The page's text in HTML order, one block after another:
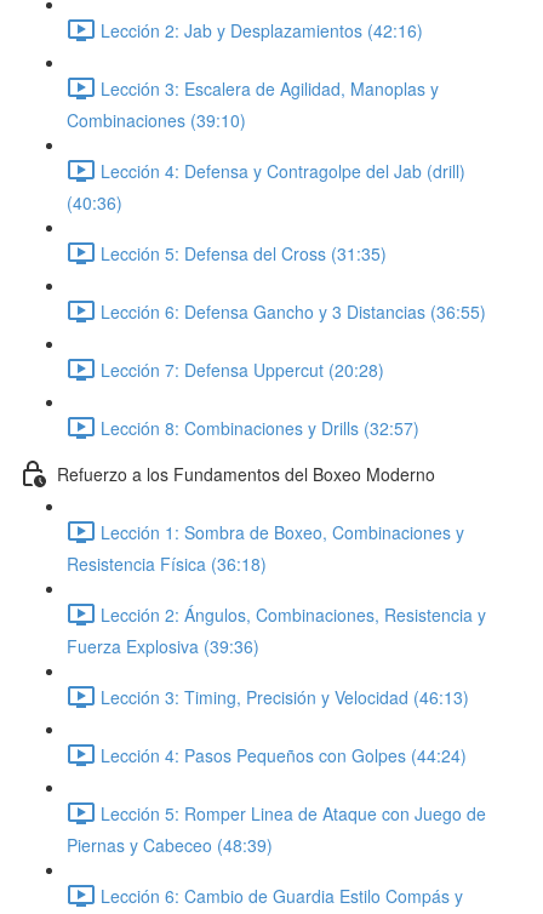
Lección 2: Jab y Desplazamientos (42:16)
Lección 3: Escalera de Agilidad, Manoplas y
Combinaciones (39:10)
Lección 4: Defensa y Contragolpe del Jab (drill)
(40:36)
Lección 5: Defensa del Cross (31:35)
Lección 6: Defensa Gancho y 3 Distancias (36:55)
Lección 7: Defensa Uppercut (20:28)
Lección 8: Combinaciones y Drills (32:57)
Refuerzo a los Fundamentos del Boxeo Moderno
Lección 1: Sombra de Boxeo, Combinaciones y
Resistencia Física (36:18)
Lección 2: Ángulos, Combinaciones, Resistencia y
Fuerza Explosiva (39:36)
Lección 3: Timing, Precisión y Velocidad (46:13)
Lección 4: Pasos Pequeños con Golpes (44:24)
Lección 5: Romper Linea de Ataque con Juego de
Piernas y Cabeceo (48:39)
Lección 6: Cambio de Guardia Estilo Compás y